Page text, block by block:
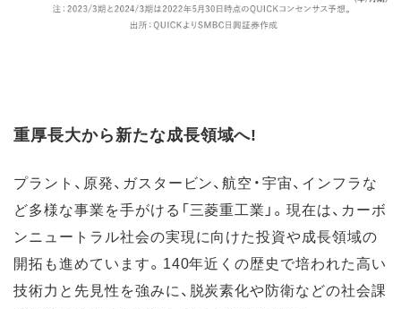
重厚長大から新たな成長領域へ!
プラント、原発、ガスタービン、航空・宇宙、インフラな
ど多様な事業を手がける「三菱重工業」。現在は、カーボ
ンニュートラル社会の実現に向けた投資や成長領域の
開拓も進めています。140年近くの歴史で培われた高い
技術力と先見性を強みに、脱炭素化や防衛などの社会課